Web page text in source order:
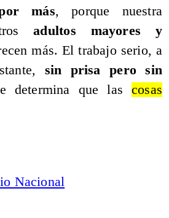
más, porque nuestra
adultos mayores y
más. El trabajo serio, a
sin prisa pero sin
determina que lascosas
Nacional